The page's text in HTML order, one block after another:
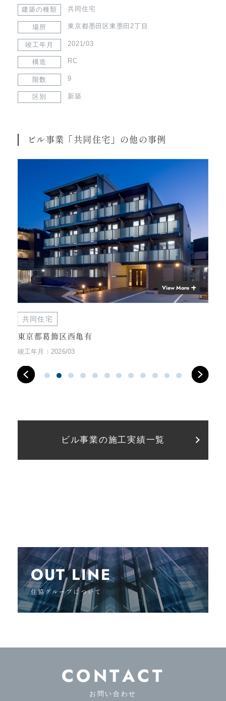
建築の種類 共同住宅
場所 東京都墨田区東墨田2丁目
竣工年月 2021/03
構造 RC
階数 9
区別 新築
ビル事業「共同住宅」の他の事例
View More
共同住宅
東京都葛飾区西亀有
竣工年月：2026/03
ビル事業の施工実績一覧
OUT LINE
住協グループについて
CONTACT
お問い合わせ